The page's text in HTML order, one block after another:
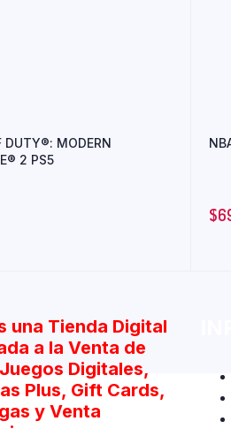
DUTY®: MODERN
2 PS5
$
una Tienda Digital
a la Venta de
Digitales,
Plus, Gift Cards,
y Venta